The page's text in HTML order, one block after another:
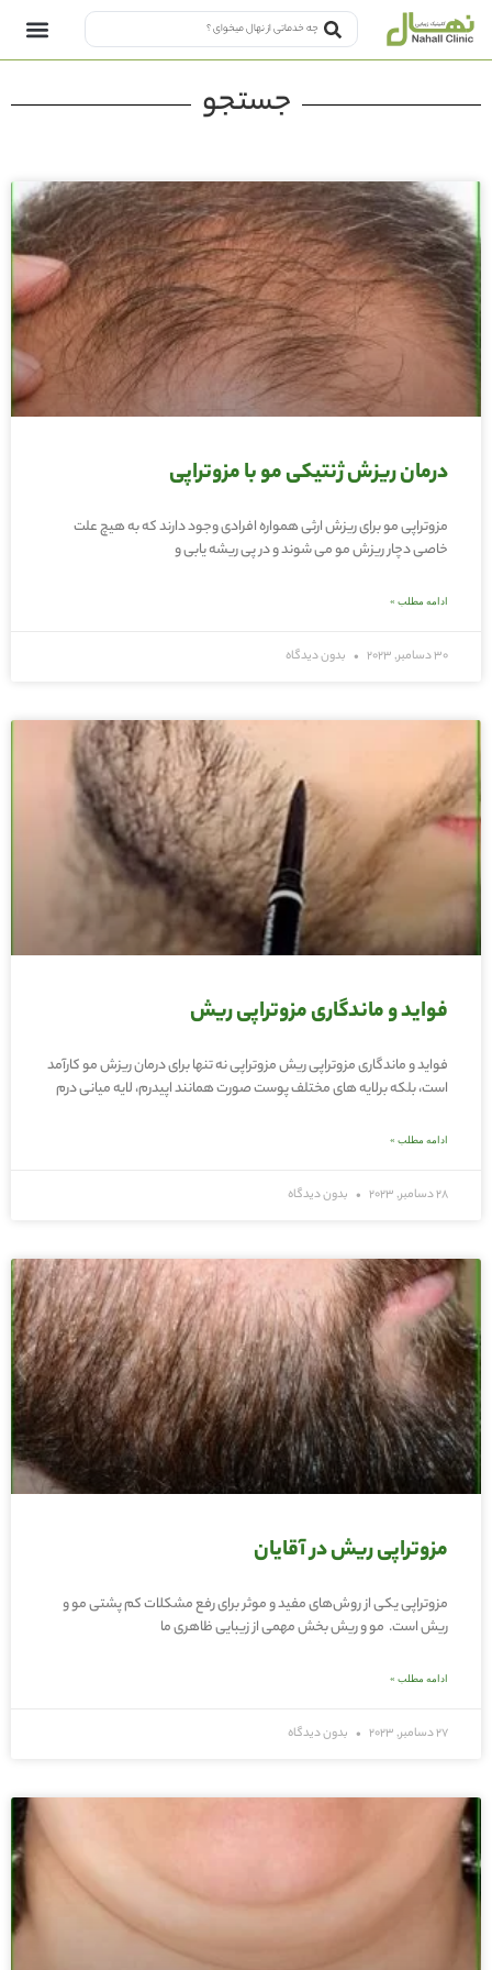
جستجو
درمان ریزش ژنتیکی مو با مزوتراپی
مزوتراپی مو برای ریزش ارثی همواره افرادی وجود دارند که به هیچ علت
خاصی دچار ریزش مو می شوند و در پی ریشه یابی و
ادامه مطلب »
30 دسامبر, 2023 بدون دیدگاه
فواید و ماندگاری مزوتراپی ریش
فواید و ماندگاری مزوتراپی ریش مزوتراپی نه تنها برای درمان ریزش مو کارآمد
است، بلکه برلایه‌ های مختلف پوست صورت همانند اپیدرم، لایه میانی درم
ادامه مطلب »
28 دسامبر, 2023 بدون دیدگاه
مزوتراپی ریش در آقایان
مزوتراپی یکی از روش‌های مفید و موثر برای رفع مشکلات کم‌ پشتی مو و
ریش است. مو و ریش بخش مهمی از زیبایی ظاهری ما
ادامه مطلب »
27 دسامبر, 2023 بدون دیدگاه